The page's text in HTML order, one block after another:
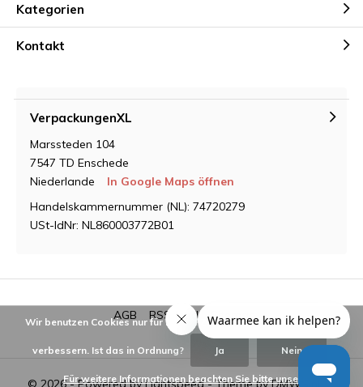
Kategorien
Kontakt
VerpackungenXL
Marssteden 104
7547 TD Enschede
Niederlande
In Google Maps öffnen
Handelskammernummer (NL): 74720279
USt-IdNr: NL860003772B01
© 2026 - Powered byLightspeed- Theme byDMWS.nl
AGB RSS feed Sitemap
Wir benutzen Cookies nur für interne Zwecke um den Webshop zu
verbessern. Ist das in Ordnung? Ja Nein
Für weitere Informationen beachten Sie bitte unsere